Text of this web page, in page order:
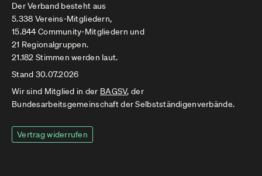
Der Verband besteht aus
5.338 Vereins-Mitgliedern,
15.844 Community-Mitgliedern und
21 Regionalgruppen.
21.182 Stimmen werden laut.
Stand 30.07.2026
Wir sind Mitglied in der BAGSV, der
Bundesarbeitsgemeinschaft der Selbstständigenverbände.
Vertrag widerrufen